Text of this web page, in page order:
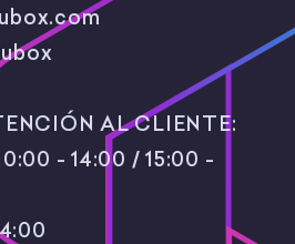
III: Proporcionar múltiples
implicación
un
sistema de
positivopara el grupo
se mantiene
y completa durante
mes.
: 4.º de Primaria
Science).
: 1 sesión.
Aprender y
vocabulario técnico de
escolares en inglés en
funcional.
AL CLIENTE:
- 14:00 / 15:00 -